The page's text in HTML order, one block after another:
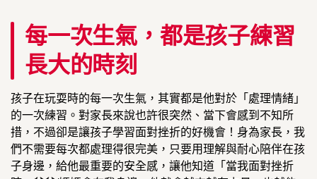
每一次生氣，都是孩子練習
長大的時刻
孩子在玩耍時的每一次生氣，其實都是他對於「處理情緒」
的一次練習。對家長來說也許很突然、當下會感到不知所
措，不過卻是讓孩子學習面對挫折的好機會！身為家長，我
們不需要每次都處理得很完美，只要用理解與耐心陪伴在孩
子身邊，給他最重要的安全感，讓他知道「當我面對挫折